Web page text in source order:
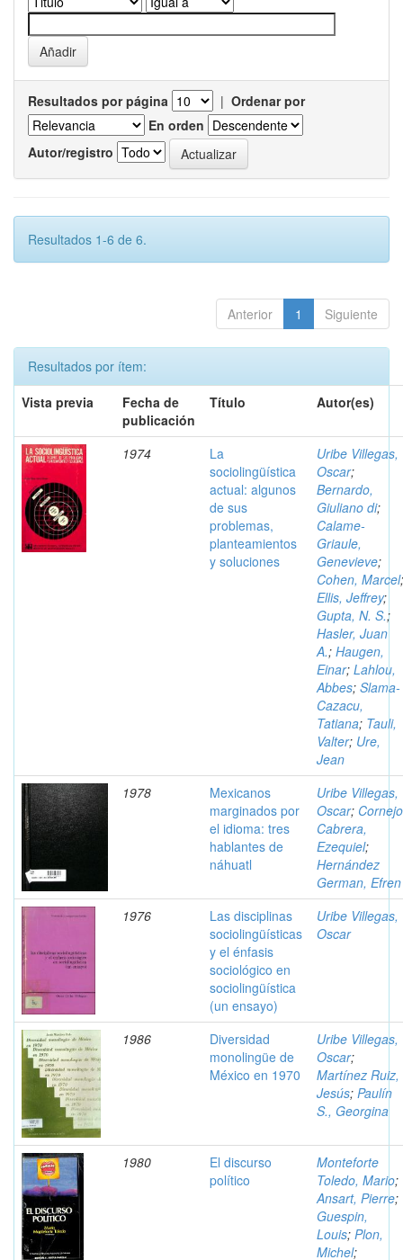
Resultados por página | Ordenar por
En orden
Autor/registro
Resultados 1-6 de 6.
Anterior 1 Siguiente
Resultados por ítem:
Vista previa
Fecha de
publicación
Título Autor(es)
1974
La
sociolingüística
actual: algunos
de sus
problemas,
planteamientos
y soluciones
Uribe Villegas,
Oscar;
Bernardo,
Giuliano di;
Calame-
Griaule,
Genevieve;
Cohen, Marcel;
Ellis, Jeffrey;
Gupta, N. S.;
Hasler, Juan
A.; Haugen,
Einar; Lahlou,
Abbes; Slama-
Cazacu,
Tatiana; Tauli,
Valter; Ure,
Jean
1978
Mexicanos
marginados por
el idioma: tres
hablantes de
náhuatl
Uribe Villegas,
Oscar; Cornejo
Cabrera,
Ezequiel;
Hernández
German, Efren
1976
Las disciplinas
sociolingüísticas
y el énfasis
sociológico en
sociolingüística
(un ensayo)
Uribe Villegas,
Oscar
1986
Diversidad
monolingüe de
México en 1970
Uribe Villegas,
Oscar;
Martínez Ruiz,
Jesús; Paulín
S., Georgina
1980
El discurso
político
Monteforte
Toledo, Mario;
Ansart, Pierre;
Guespin,
Louis; Plon,
Michel;